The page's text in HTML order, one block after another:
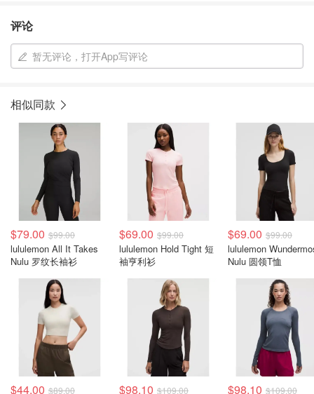
评论
暂无评论，打开App写评论
相似同款
$79.00 $99.00
lululemon All It Takes
Nulu 罗纹长袖衫
$69.00 $99.00
lululemon Hold Tight 短
袖亨利衫
$69.00 $99.00
lululemon
Nulu 圆领T恤
$44.00 $89.00 $98.10 $109.00 $98.10 $109.00